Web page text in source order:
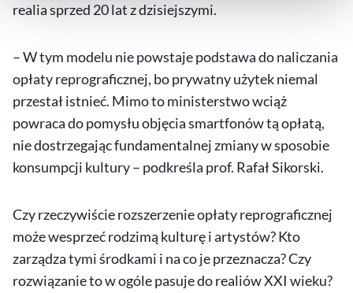
realia sprzed 20 lat z dzisiejszymi.
– W tym modelu nie powstaje podstawa do naliczania
opłaty reprograficznej, bo prywatny użytek niemal
przestał istnieć. Mimo to ministerstwo wciąż
powraca do pomysłu objęcia smartfonów tą opłatą,
nie dostrzegając fundamentalnej zmiany w sposobie
konsumpcji kultury – podkreśla prof. Rafał Sikorski.
Czy rzeczywiście rozszerzenie opłaty reprograficznej
może wesprzeć rodzimą kulturę i artystów? Kto
zarządza tymi środkami i na co je przeznacza? Czy
rozwiązanie to w ogóle pasuje do realiów XXI wieku?